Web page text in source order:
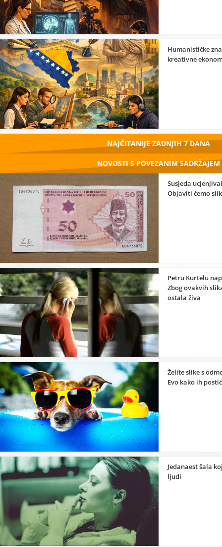
Humanističke
kreativne
NAJČITANIJE ZADNJIH 7 DANA
NOVOSTI S POVEZANIM SADRŽAJEM
Susjeda
Objaviti ćemo
Petru Kurtelu
Zbog ovakvih
ostala živa
Želite slike s
Evo kako ih
Jedanaest šala
ljudi